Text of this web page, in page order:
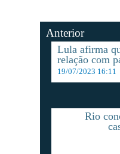
Anterior
Lula afirma
relação com
19/07/2023 16:11
Rio